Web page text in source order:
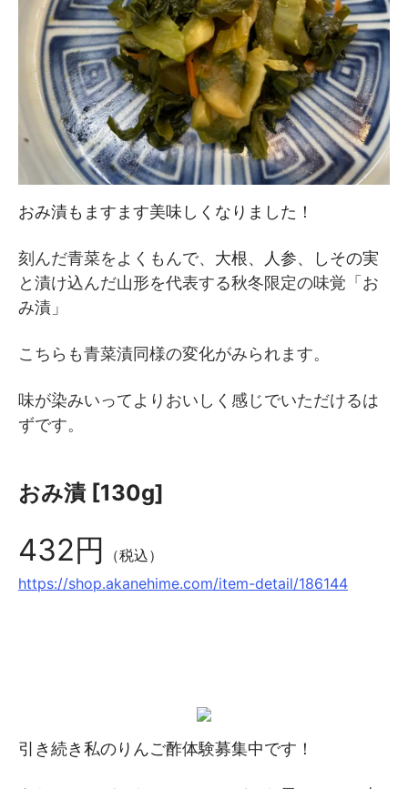
おみ漬もますます美味しくなりました！
刻んだ青菜をよくもんで、 大根、人参、しその実
と漬け込んだ山形を代表する秋冬限定の味覚「お
み漬」
こちらも青菜漬同様の変化がみられます。
味が染みいってよりおいしく感じでいただけるは
ずです。
おみ漬 [130g]
432円
（税込）
https://shop.akanehime.com/item-detail/186144
引き続き私のりんご酢体験募集中です！